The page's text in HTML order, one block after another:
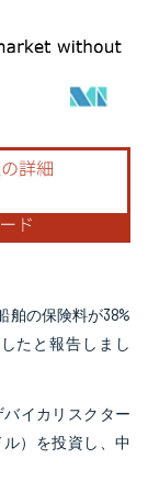
が必要です。
舶の保険料が38%
たと報告しまし
バイカリスクター
ル）を投資し、中